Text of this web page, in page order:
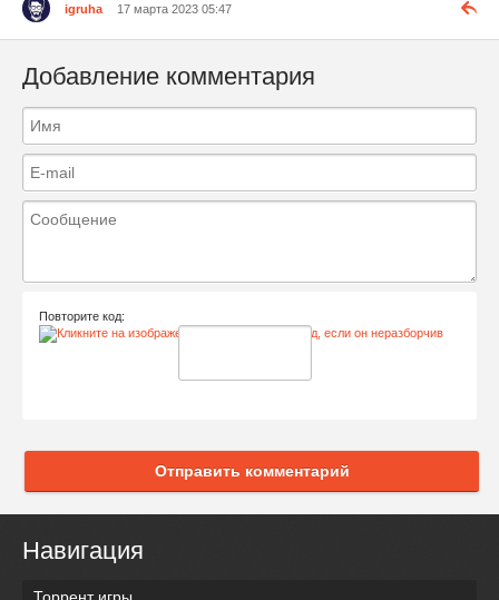
igruha 17 марта 2023 05:47
Добавление комментария
Повторите код:
Отправить комментарий
Навигация